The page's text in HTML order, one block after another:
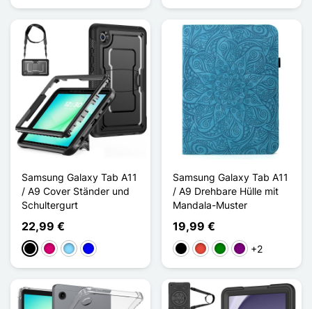
Samsung Galaxy Tab A11
/ A9 Cover Ständer und
Schultergurt
22,99 €
SchwarzMagenta
Hellblau
Blau
Samsung Galaxy Tab A11
/ A9 Drehbare Hülle mit
Mandala-Muster
19,99 €
Schwarz
Rot GrünViolett
+2